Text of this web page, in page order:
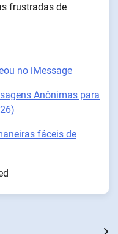
frustradas de
no iMessage
Anônimas para
fáceis de